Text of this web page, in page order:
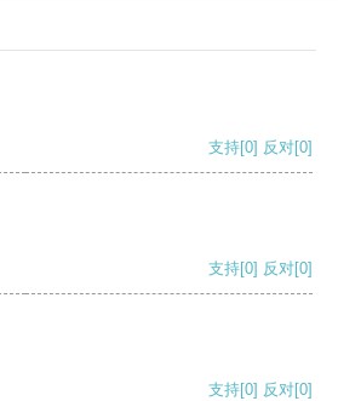
支持[0] 反对[0]
支持[0] 反对[0]
支持[0] 反对[0]